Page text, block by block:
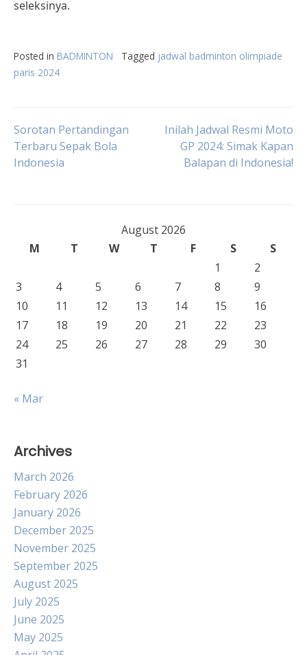
seleksinya.
Posted in BADMINTON Tagged jadwal badminton olimpiade
paris 2024
Post
navigation
Sorotan Pertandingan
Terbaru Sepak Bola
Indonesia
Inilah Jadwal Resmi Moto
GP 2024: Simak Kapan
Balapan di Indonesia!
August 2026
M
T W T F S
S
1
2
3
4 5 6 7 8
9
10
11 12 13 14 15
16
17
18 19 20 21 22
23
24
25 26 27 28 29
30
31
« Mar
Archives
March 2026
February 2026
January 2026
December 2025
November 2025
September 2025
August 2025
July 2025
June 2025
May 2025